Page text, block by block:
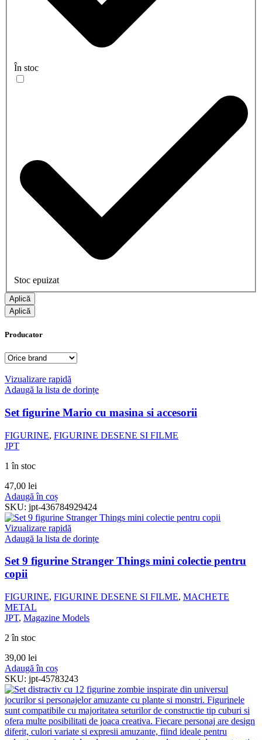
În stoc
Stoc epuizat
Aplică
Aplică
Producator
Vizualizare rapidă
Adaugă la lista de dorințe
Set figurine Mario cu masina si accesorii
FIGURINE, FIGURINE DESENE SI FILME
JPT
1 în stoc
47,00 lei
Adaugă în coș
SKU: jpt-436784929424
Vizualizare rapidă
Adaugă la lista de dorințe
Set 9 figurine Stranger Things mini colectie pentru
copii
FIGURINE, FIGURINE DESENE SI FILME, MACHETE
METAL
JPT, Magazine Models
2 în stoc
39,00 lei
Adaugă în coș
SKU: jpt-45783243